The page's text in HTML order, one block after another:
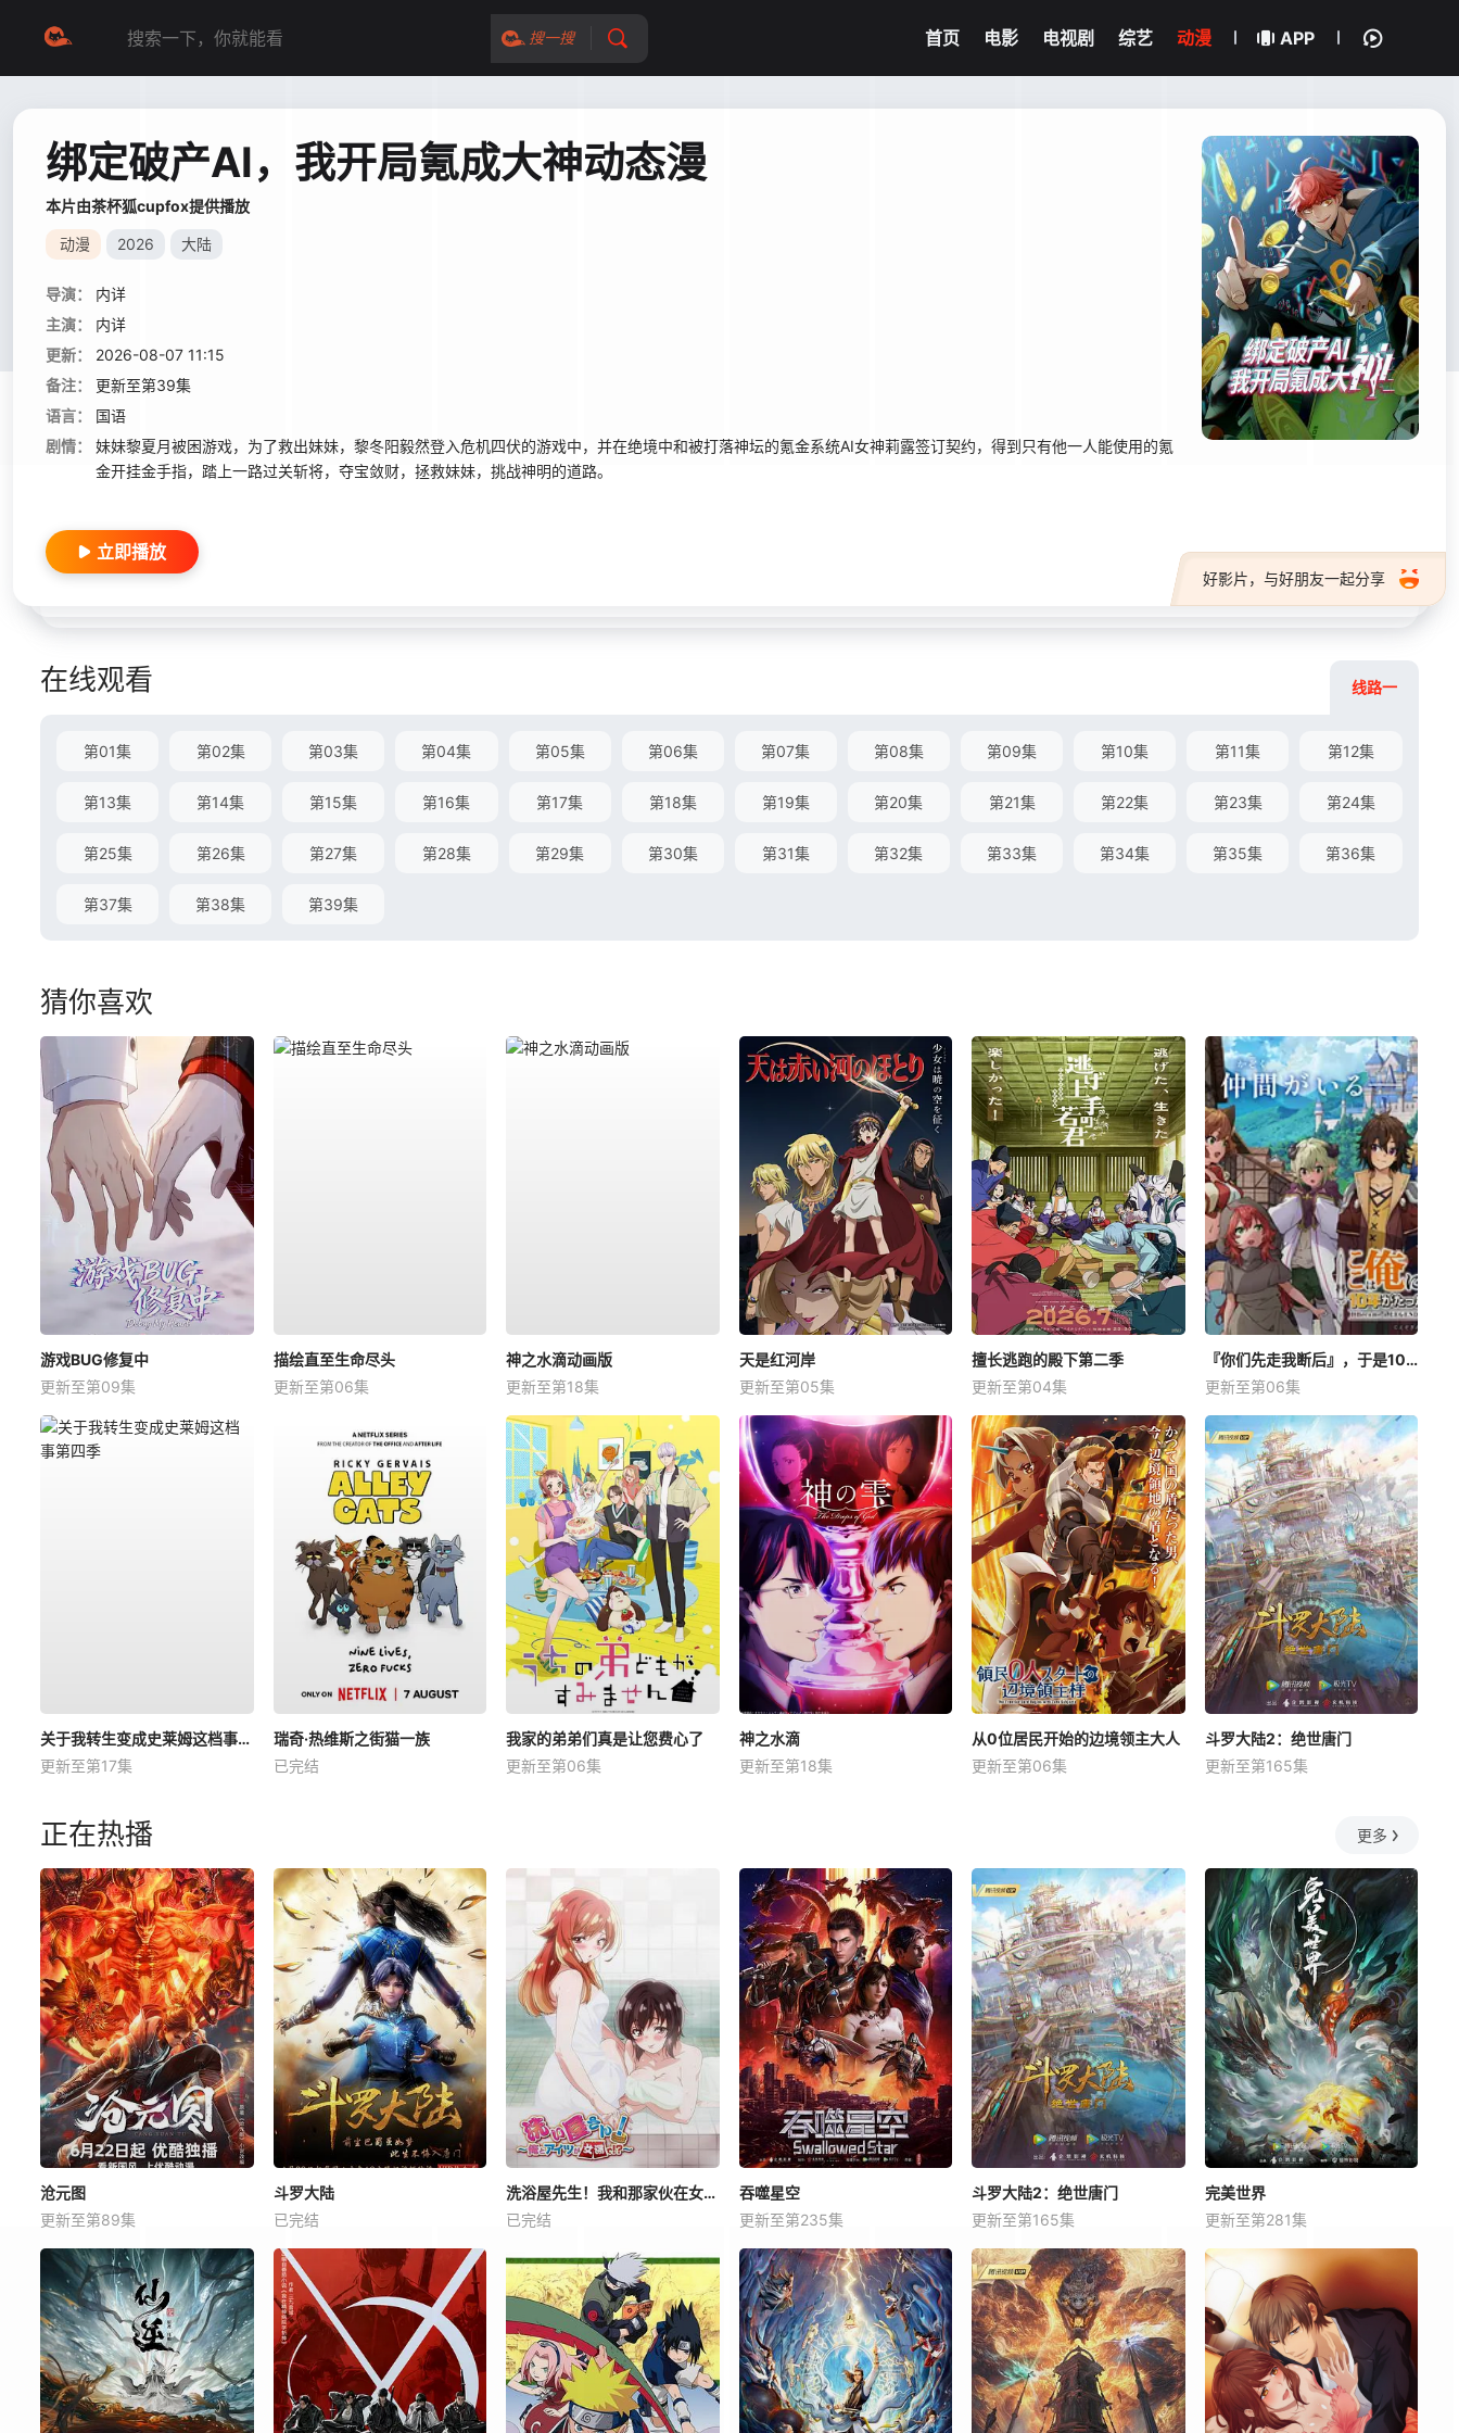
搜一搜 首页 电影 电视剧 综艺 动漫 APP
绑定破产AI，我开局氪成大神动态漫
本片由茶杯狐cupfox提供播放
动漫 2026 大陆
导演：
内详
主演：
内详
更新：
2026-08-07 11:15
备注：
更新至第39集
语言：
国语
剧情：
妹妹黎夏月被困游戏，为了救出妹妹，黎冬阳毅然登入危机四伏的游戏中，并在绝境中和被打落神坛的氪金系统AI女神莉露签订契约，得到只有他一人能使用的氪
金开挂金手指，踏上一路过关斩将，夺宝敛财，拯救妹妹，挑战神明的道路。
好影片，与好朋友一起分享
立即播放
在线观看 线路一
第01集 第02集 第03集 第04集 第05集 第06集 第07集 第08集 第09集 第10集 第11集 第12集
第13集 第14集 第15集 第16集 第17集 第18集 第19集 第20集 第21集 第22集 第23集 第24集
第25集 第26集 第27集 第28集 第29集 第30集 第31集 第32集 第33集 第34集 第35集 第36集
第37集 第38集 第39集
猜你喜欢
游戏BUG修复中
更新至第09集
描绘直至生命尽头
更新至第06集
神之水滴动画版
更新至第18集
天是红河岸
更新至第05集
擅长逃跑的殿下第二季
更新至第04集
『你们先走我断后』，于是10年后我成为了传说
更新至第06集
关于我转生变成史莱姆这档事第四季
更新至第17集
瑞奇·热维斯之街猫一族
已完结
我家的弟弟们真是让您费心了
更新至第06集
神之水滴
更新至第18集
从0位居民开始的边境领主大人
更新至第06集
斗罗大陆2：绝世唐门
更新至第165集
正在热播 更多
沧元图
更新至第89集
斗罗大陆
已完结
洗浴屋先生！我和那家伙在女浴池！？
已完结
吞噬星空
更新至第235集
斗罗大陆2：绝世唐门
更新至第165集
完美世界
更新至第281集